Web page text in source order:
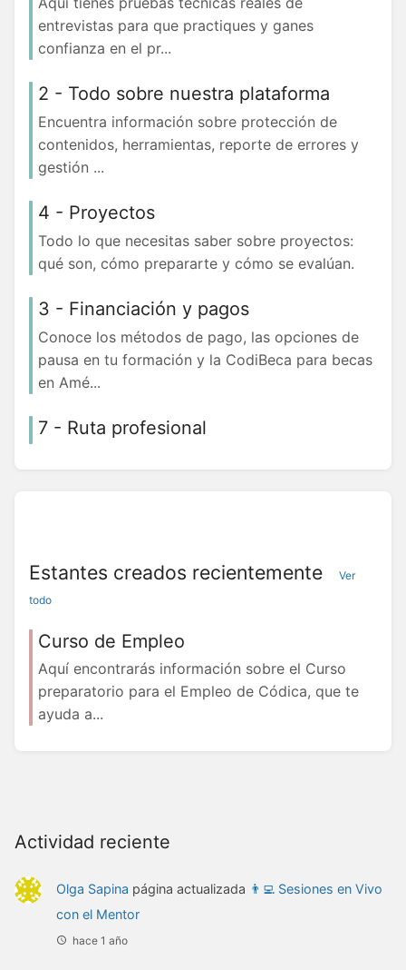
Actividad reciente
Olga Sapina página actualizada 👨‍💻 Sesiones en Vivo
con el Mentor
hace 1 año
entrevistas para que practiques y ganes
confianza en el pr...
2 - Todo sobre nuestra plataforma
Encuentra información sobre protección de
contenidos, herramientas, reporte de errores y
gestión ...
4 - Proyectos
Todo lo que necesitas saber sobre proyectos:
qué son, cómo prepararte y cómo se evalúan.
3 - Financiación y pagos
Conoce los métodos de pago, las opciones de
pausa en tu formación y la CodiBeca para becas
en Amé...
7 - Ruta profesional
Estantes creados recientemente
Ver
todo
Curso de Empleo
Aquí encontrarás información sobre el Curso
preparatorio para el Empleo de Códica, que te
ayuda a...